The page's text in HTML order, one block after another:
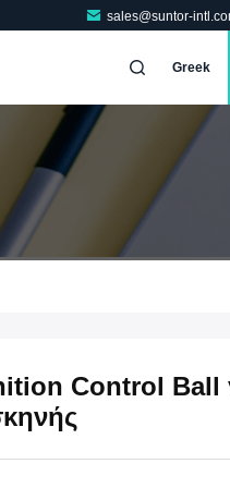
sales@suntor-
Greek
Control Ball